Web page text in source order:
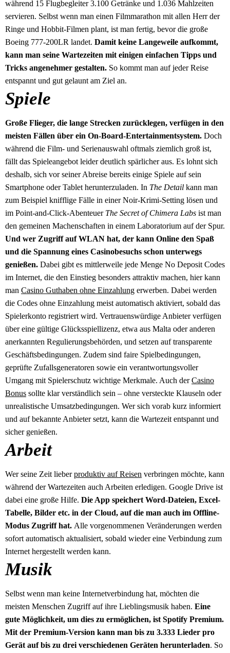
während 15 Flugbegleiter 3.100 Getränke und 1.036 Mahlzeiten
servieren. Selbst wenn man einen Filmmarathon mit allen Herr der
Ringe und Hobbit-Filmen plant, ist man fertig, bevor die große
Boeing 777-200LR landet. Damit keine Langeweile aufkommt,
kann man seine Wartezeiten mit einigen einfachen Tipps und
Tricks angenehmer gestalten. So kommt man auf jeder Reise
entspannt und gut gelaunt am Ziel an.
Spiele
Große Flieger, die lange Strecken zurücklegen, verfügen in den
meisten Fällen über ein On-Board-Entertainmentsystem. Doch
während die Film- und Serienauswahl oftmals ziemlich groß ist,
fällt das Spieleangebot leider deutlich spärlicher aus. Es lohnt sich
deshalb, sich vor seiner Abreise bereits einige Spiele auf sein
Smartphone oder Tablet herunterzuladen. In The Detail kann man
zum Beispiel knifflige Fälle in einer Noir-Krimi-Setting lösen und
im Point-and-Click-Abenteuer The Secret of Chimera Labs ist man
den gemeinen Machenschaften in einem Laboratorium auf der Spur.
Und wer Zugriff auf WLAN hat, der kann Online den Spaß
und die Spannung eines Casinobesuchs schon unterwegs
genießen. Dabei gibt es mittlerweile jede Menge No Deposit Codes
im Internet, die den Einstieg besonders attraktiv machen, hier kann
man Casino Guthaben ohne Einzahlung erwerben. Dabei werden
die Codes ohne Einzahlung meist automatisch aktiviert, sobald das
Spielerkonto registriert wird. Vertrauenswürdige Anbieter verfügen
über eine gültige Glücksspiellizenz, etwa aus Malta oder anderen
anerkannten Regulierungsbehörden, und setzen auf transparente
Geschäftsbedingungen. Zudem sind faire Spielbedingungen,
geprüfte Zufallsgeneratoren sowie ein verantwortungsvoller
Umgang mit Spielerschutz wichtige Merkmale. Auch derCasino
Bonus sollte klar verständlich sein – ohne versteckte Klauseln oder
unrealistische Umsatzbedingungen. Wer sich vorab kurz informiert
und auf bekannte Anbieter setzt, kann die Wartezeit entspannt und
sicher genießen.
Arbeit
Wer seine Zeit lieberproduktiv auf Reisen verbringen möchte, kann
während der Wartezeiten auch Arbeiten erledigen. Google Drive ist
dabei eine große Hilfe. Die App speichert Word-Dateien, Excel-
Tabelle, Bilder etc. in der Cloud, auf die man auch im Offline-
Modus Zugriff hat. Alle vorgenommenen Veränderungen werden
sofort automatisch aktualisiert, sobald wieder eine Verbindung zum
Internet hergestellt werden kann.
Musik
Selbst wenn man keine Internetverbindung hat, möchten die
meisten Menschen Zugriff auf ihre Lieblingsmusik haben. Eine
gute Möglichkeit, um dies zu ermöglichen, ist Spotify Premium.
Mit der Premium-Version kann man bis zu 3.333 Lieder pro
Gerät auf bis zu drei verschiedenen Geräten herunterladen. So